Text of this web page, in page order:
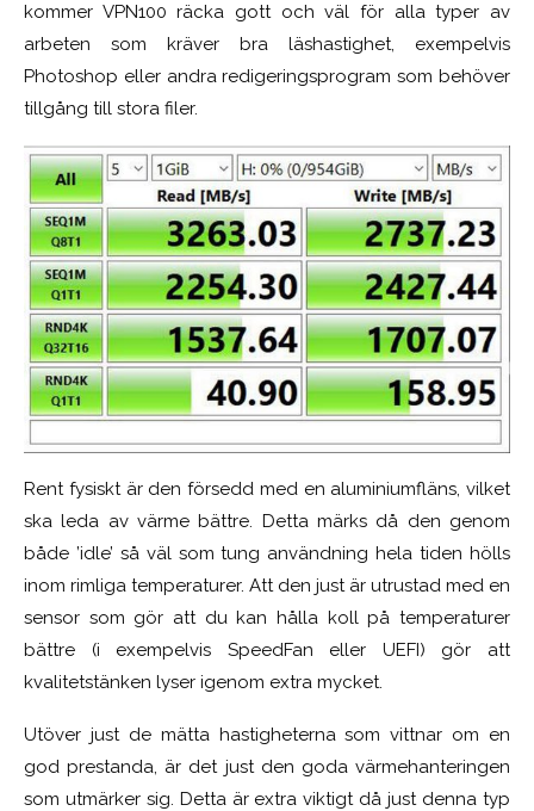
kommer VPN100 räcka gott och väl för alla typer av
arbeten som kräver bra läshastighet, exempelvis
Photoshop eller andra redigeringsprogram som behöver
tillgång till stora filer.
Rent fysiskt är den försedd med en aluminiumfläns, vilket
ska leda av värme bättre. Detta märks då den genom
både ’idle’ så väl som tung användning hela tiden hölls
inom rimliga temperaturer. Att den just är utrustad med en
sensor som gör att du kan hålla koll på temperaturer
bättre (i exempelvis SpeedFan eller UEFI) gör att
kvalitetstänken lyser igenom extra mycket.
Utöver just de mätta hastigheterna som vittnar om en
god prestanda, är det just den goda värmehanteringen
som utmärker sig. Detta är extra viktigt då just denna typ